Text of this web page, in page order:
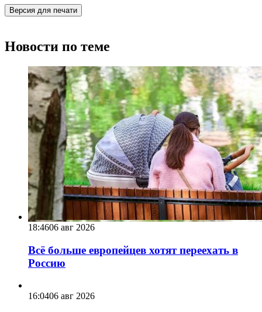
Версия для печати
Новости по теме
18:4606 авг 2026
Всё больше европейцев хотят переехать в
Россию
16:0406 авг 2026